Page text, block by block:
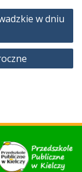
w dniu